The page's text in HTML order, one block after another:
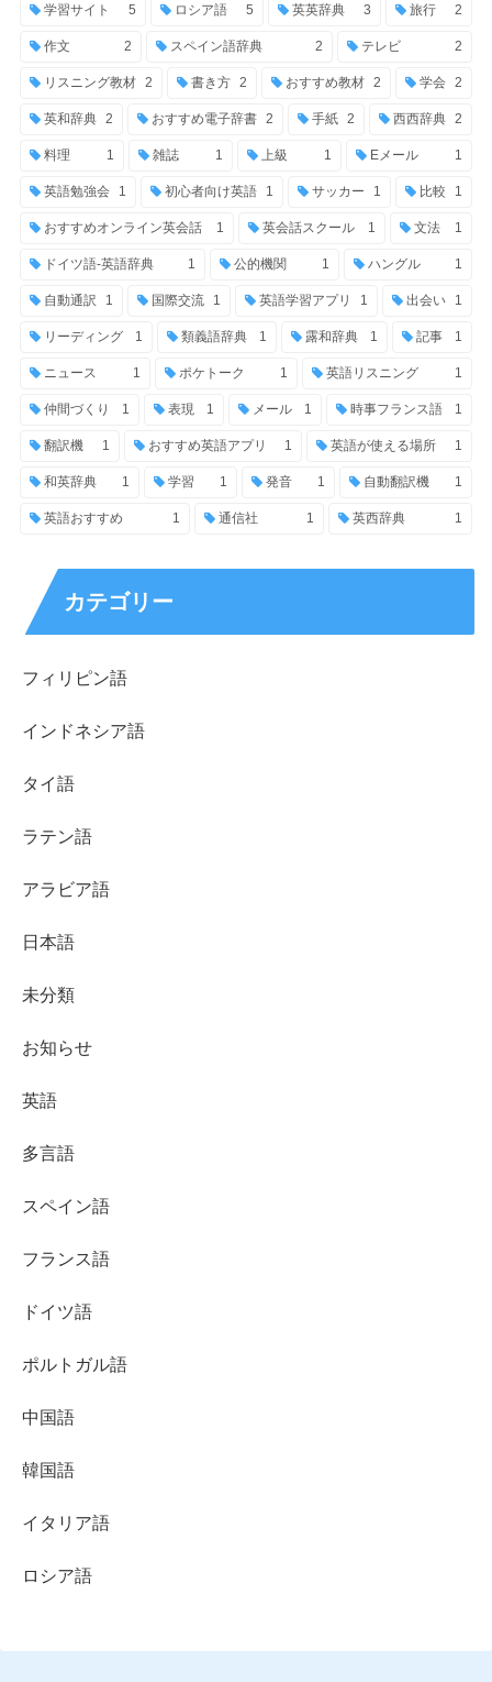
学習サイト 5 ロシア語 5 英英辞典 3 旅行 2
作文 2 スペイン語辞典 2 テレビ 2
リスニング教材 2 書き方 2 おすすめ教材 2 学会 2
英和辞典 2 おすすめ電子辞書 2 手紙 2 西西辞典 2
料理 1 雑誌 1 上級 1 Eメール 1
英語勉強会 1 初心者向け英語 1 サッカー 1 比較 1
おすすめオンライン英会話 1 英会話スクール 1 文法 1
ドイツ語-英語辞典 1 公的機関 1 ハングル 1
自動通訳 1 国際交流 1 英語学習アプリ 1 出会い 1
リーディング 1 類義語辞典 1 露和辞典 1 記事 1
ニュース 1 ポケトーク 1 英語リスニング 1
仲間づくり 1 表現 1 メール 1 時事フランス語 1
翻訳機 1 おすすめ英語アプリ 1 英語が使える場所 1
和英辞典 1 学習 1 発音 1 自動翻訳機 1
英語おすすめ 1 通信社 1 英西辞典 1
カテゴリー
フィリピン語
インドネシア語
タイ語
ラテン語
アラビア語
日本語
未分類
お知らせ
英語
多言語
スペイン語
フランス語
ドイツ語
ポルトガル語
中国語
韓国語
イタリア語
ロシア語